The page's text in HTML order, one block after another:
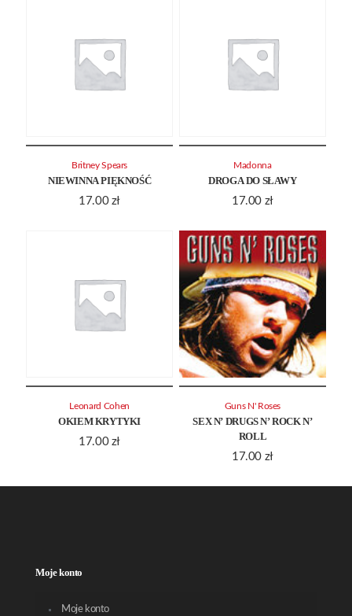
NIEWINNA PIĘKNOŚĆ
17.00 zł
Britney Spears
DROGA DO SŁAWY
17.00 zł
Madonna
OKIEM KRYTYKI
17.00 zł
Leonard Cohen
SEX N’ DRUGS N’ ROCK N’
ROLL
17.00 zł
Guns N' Roses
Moje konto
Moje konto